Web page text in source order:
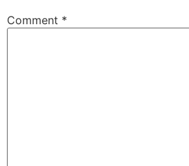
Comment *